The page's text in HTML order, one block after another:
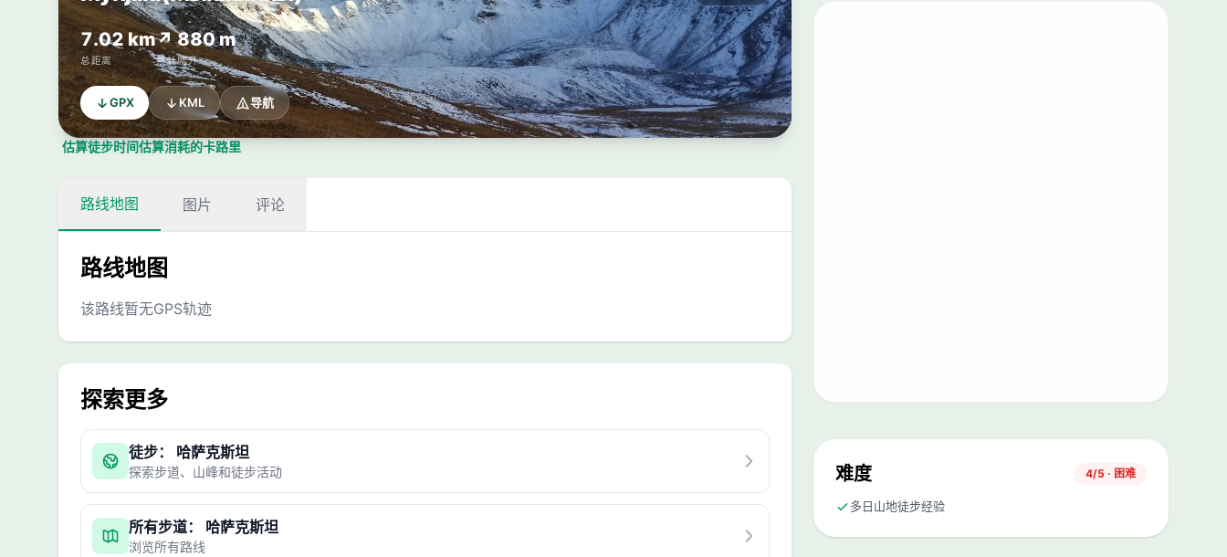
7.02 km
总距离
↗ 880 m
累计爬升
GPX KML 导航
估算徒步时间估算消耗的卡路里
路线地图 图片 评论
路线地图
该路线暂无GPS轨迹
探索更多
徒步： 哈萨克斯坦
探索步道、山峰和徒步活动
所有步道： 哈萨克斯坦
浏览所有路线
难度 4/5 · 困难
多日山地徒步经验